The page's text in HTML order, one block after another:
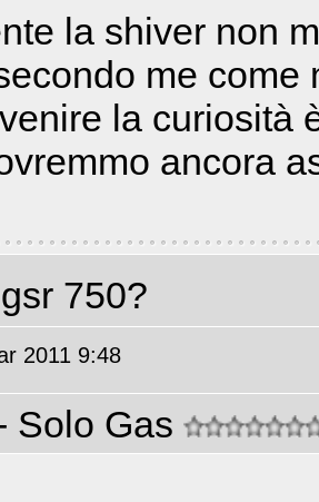
la shiver non
me come
la curiosità
ancora
750?
2011 9:48
Solo Gas